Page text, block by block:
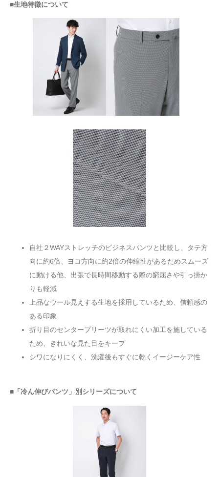
■生地特徴について
自社２WAYストレッチのビジネスパンツと比較し、タテ方
向に約6倍、ヨコ方向に約2倍の伸縮性があるためスムーズ
に動ける他、出張で長時間移動する際の窮屈さや引っ掛か
りも軽減
上品なウール見えする生地を採用しているため、信頼感の
ある印象
折り目のセンタープリーツが取れにくい加工を施している
ため、きれいな見た目をキープ
シワになりにくく、洗濯後もすぐに乾くイージーケア性
■「冷ん伸びパンツ」別シリーズについて